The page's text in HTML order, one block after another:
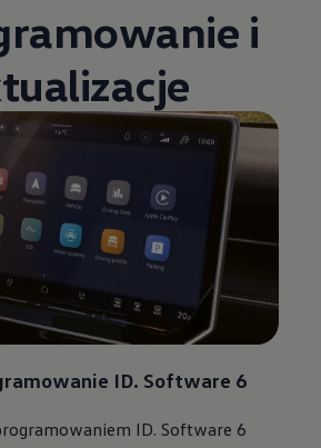
i
ID. Software 6
ID. Software 6